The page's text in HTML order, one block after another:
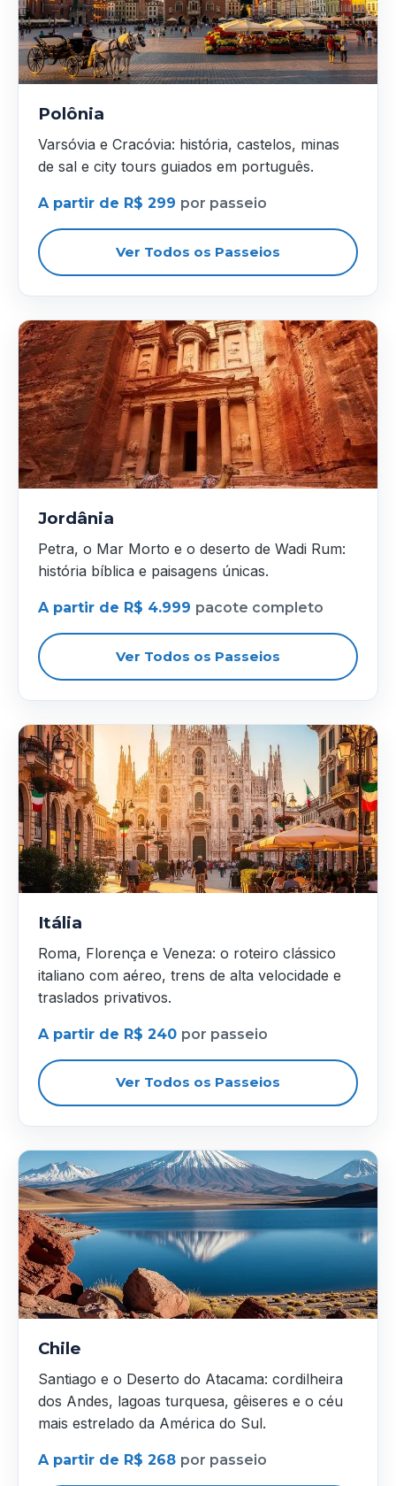
Polônia
Varsóvia e Cracóvia: história, castelos, minas
de sal e city tours guiados em português.
A partir de R$ 299 por passeio
Ver Todos os Passeios
Jordânia
Petra, o Mar Morto e o deserto de Wadi Rum:
história bíblica e paisagens únicas.
A partir de R$ 4.999 pacote completo
Ver Todos os Passeios
Itália
Roma, Florença e Veneza: o roteiro clássico
italiano com aéreo, trens de alta velocidade e
traslados privativos.
A partir de R$ 240 por passeio
Ver Todos os Passeios
Chile
Santiago e o Deserto do Atacama: cordilheira
dos Andes, lagoas turquesa, gêiseres e o céu
mais estrelado da América do Sul.
A partir de R$ 268 por passeio